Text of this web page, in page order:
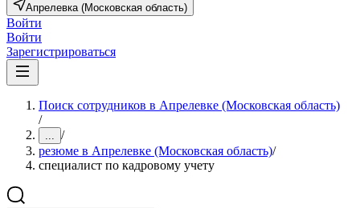
Апрелевка (Московская область)
Войти
Войти
Зарегистрироваться
Поиск сотрудников в Апрелевке (Московская область)
/
... /
резюме в Апрелевке (Московская область)/
специалист по кадровому учету